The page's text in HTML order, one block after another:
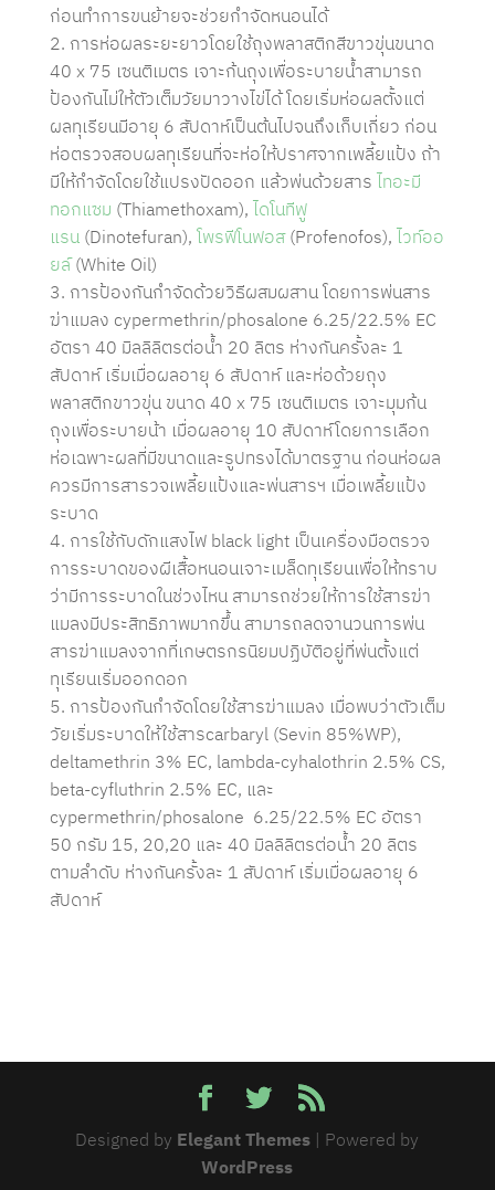
ก่อนทำการขนย้ายจะช่วยกำจัดหนอนได้
2. การห่อผลระยะยาวโดยใช้ถุงพลาสติกสีขาวขุ่นขนาด
40 x 75 เซนติเมตร เจาะก้นถุงเพื่อระบายน้ำสามารถ
ป้องกันไม่ให้ตัวเต็มวัยมาวางไข่ได้ โดยเริ่มห่อผลตั้งแต่
ผลทุเรียนมีอายุ 6 สัปดาห์เป็นต้นไปจนถึงเก็บเกี่ยว ก่อน
ห่อตรวจสอบผลทุเรียนที่จะห่อให้ปราศจากเพลี้ยแป้ง ถ้า
มีให้กำจัดโดยใช้แปรงปัดออก แล้วพ่นด้วยสาร ไทอะมี
ทอกแซม (Thiamethoxam), ไดโนทีฟู
แรน(Dinotefuran), โพรฟีโนฟอส(Profenofos), ไวท์ออ
ยล์(White Oil)
3. การป้องกันกำจัดด้วยวิธีผสมผสาน โดยการพ่นสาร
ฆ่าแมลง cypermethrin/phosalone 6.25/22.5% EC
อัตรา 40 มิลลิลิตรต่อน้ำ 20 ลิตร ห่างกันครั้งละ 1
สัปดาห์ เริ่มเมื่อผลอายุ 6 สัปดาห์ และห่อด้วยถุง
พลาสติกขาวขุ่น ขนาด 40 x 75 เซนติเมตร เจาะมุมก้น
ถุงเพื่อระบายน้า เมื่อผลอายุ 10 สัปดาห์โดยการเลือก
ห่อเฉพาะผลที่มีขนาดและรูปทรงได้มาตรฐาน ก่อนห่อผล
ควรมีการสารวจเพลี้ยแป้งและพ่นสารฯ เมื่อเพลี้ยแป้ง
ระบาด
4. การใช้กับดักแสงไฟ black light เป็นเครื่องมือตรวจ
การระบาดของผีเสื้อหนอนเจาะเมล็ดทุเรียนเพื่อให้ทราบ
ว่ามีการระบาดในช่วงไหน สามารถช่วยให้การใช้สารฆ่า
แมลงมีประสิทธิภาพมากขึ้น สามารถลดจานวนการพ่น
สารฆ่าแมลงจากที่เกษตรกรนิยมปฏิบัติอยู่ที่พ่นตั้งแต่
ทุเรียนเริ่มออกดอก
5. การป้องกันกำจัดโดยใช้สารฆ่าแมลง เมื่อพบว่าตัวเต็ม
วัยเริ่มระบาดให้ใช้สารcarbaryl (Sevin 85%WP),
deltamethrin 3% EC, lambda-cyhalothrin 2.5% CS,
beta-cyfluthrin 2.5% EC, และ
cypermethrin/phosalone 6.25/22.5% EC อัตรา
50 กรัม 15, 20,20 และ 40 มิลลิลิตรต่อน้ำ 20 ลิตร
ตามลำดับ ห่างกันครั้งละ 1 สัปดาห์ เริ่มเมื่อผลอายุ 6
สัปดาห์
Designed by Elegant Themes | Powered by
WordPress